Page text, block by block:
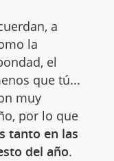
a
la
el
que tú...
muy
por lo que
tanto en las
del año.